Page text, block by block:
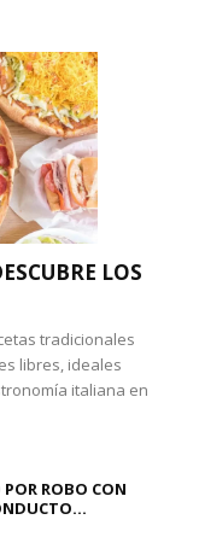
LOS
tradicionales
libres, ideales
italiana en
POR ROBO CON